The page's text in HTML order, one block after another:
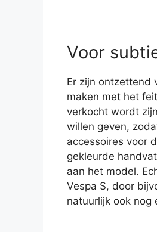
Voor
Er zijn ontzettend
maken met het
verkocht wordt
willen geven,
accessoires voor
gekleurde
aan het model.
Vespa S, door
natuurlijk ook nog